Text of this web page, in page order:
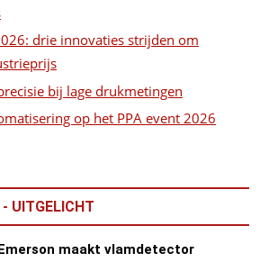
drie innovaties strijden om
bij lage drukmetingen
op het PPA event 2026
UITGELICHT
maakt vlamdetector